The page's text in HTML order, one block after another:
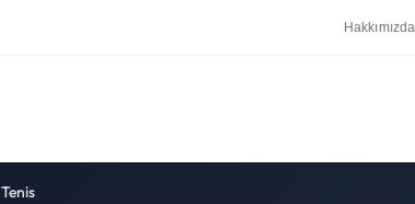
Hakkımızda
Tenis